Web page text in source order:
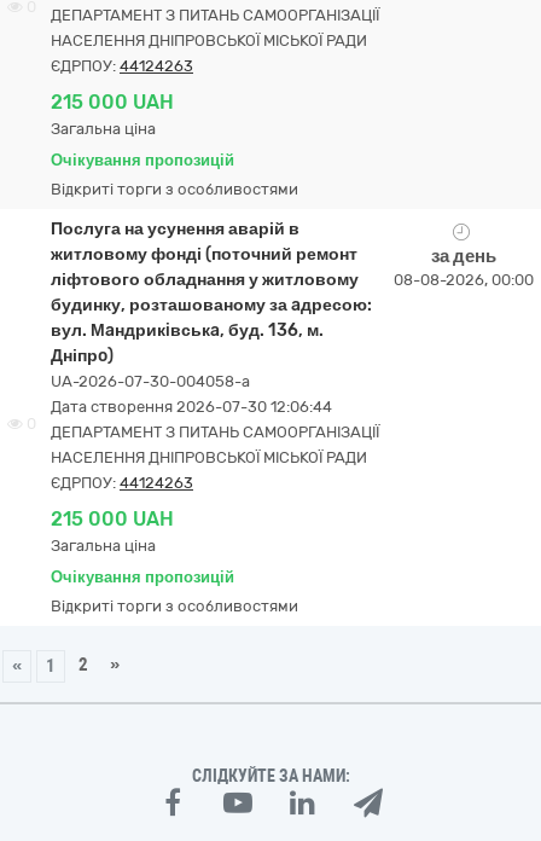
ДЕПАРТАМЕНТ З ПИТАНЬ САМООРГАНІЗАЦІЇ
НАСЕЛЕННЯ ДНІПРОВСЬКОЇ МІСЬКОЇ РАДИ
ЄДРПОУ: 44124263
215 000 UAH
Загальна ціна
Очікування пропозицій
Відкриті торги з особливостями
0
Послуга на усунення аварій в
житловому фонді (поточний ремонт
ліфтового обладнання у житловому
будинку, розташованому за aдресою:
вул. Мaндрикiвськa, буд. 136, м.
Дніпрo)
UA-2026-07-30-004058-a
Дата створення 2026-07-30 12:06:44
ДЕПАРТАМЕНТ З ПИТАНЬ САМООРГАНІЗАЦІЇ
НАСЕЛЕННЯ ДНІПРОВСЬКОЇ МІСЬКОЇ РАДИ
ЄДРПОУ: 44124263
215 000 UAH
Загальна ціна
Очікування пропозицій
Відкриті торги з особливостями
за день
08-08-2026, 00:00
« 1 2 »
СЛІДКУЙТЕ ЗА НАМИ: